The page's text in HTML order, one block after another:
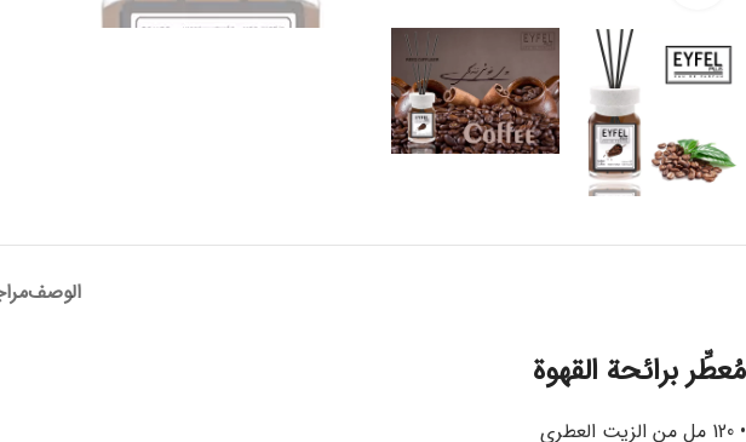
الوصف
مُعطِّر برائحة القهوة
• 120 مل من الزيت العطري